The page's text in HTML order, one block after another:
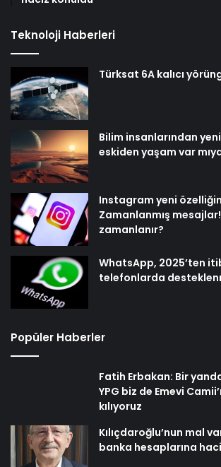
Teknoloji Haberleri
Türksat 6A kalıcı
Bilim insanlarından
eskiden yaşam var
Instagram yeni
Zamanlanmış
zamanlanır?
WhatsApp, 2025’ten
telefonlarda
Popüler Haberler
Fatih Erbakan: Bir
YPG biz de Emevi
kılıyoruz
Kılıçdaroğlu’nun mal
banka hesaplarına